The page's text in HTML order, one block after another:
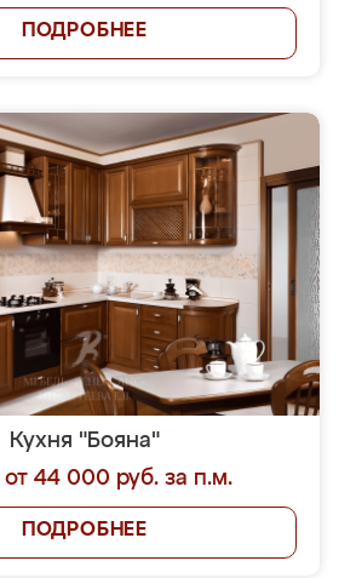
ПОДРОБНЕЕ
Кухня "Бояна"
от 44 000 руб. за п.м.
ПОДРОБНЕЕ